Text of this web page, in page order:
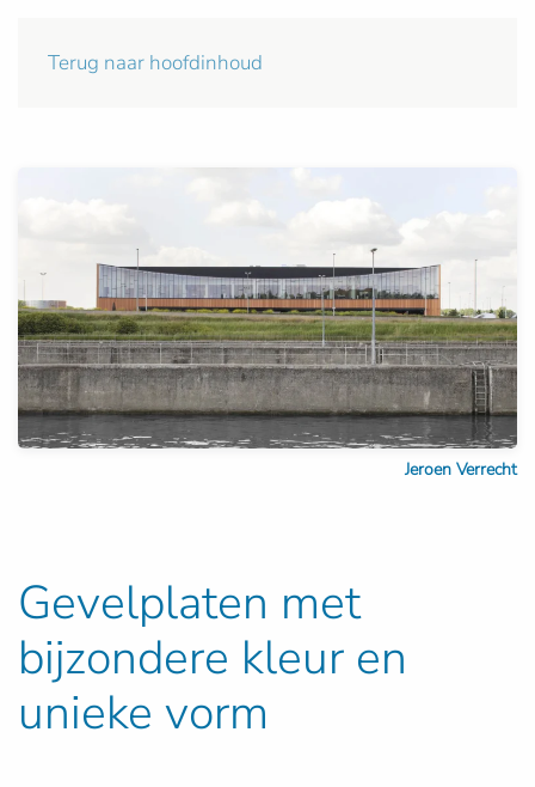
Terug naar hoofdinhoud
Jeroen Verrecht
Gevelplaten met
bijzondere kleur en
unieke vorm